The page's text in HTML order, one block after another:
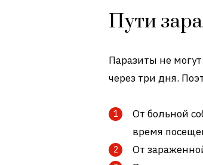
Пути
Паразиты не
через три дня.
От больной
время
От